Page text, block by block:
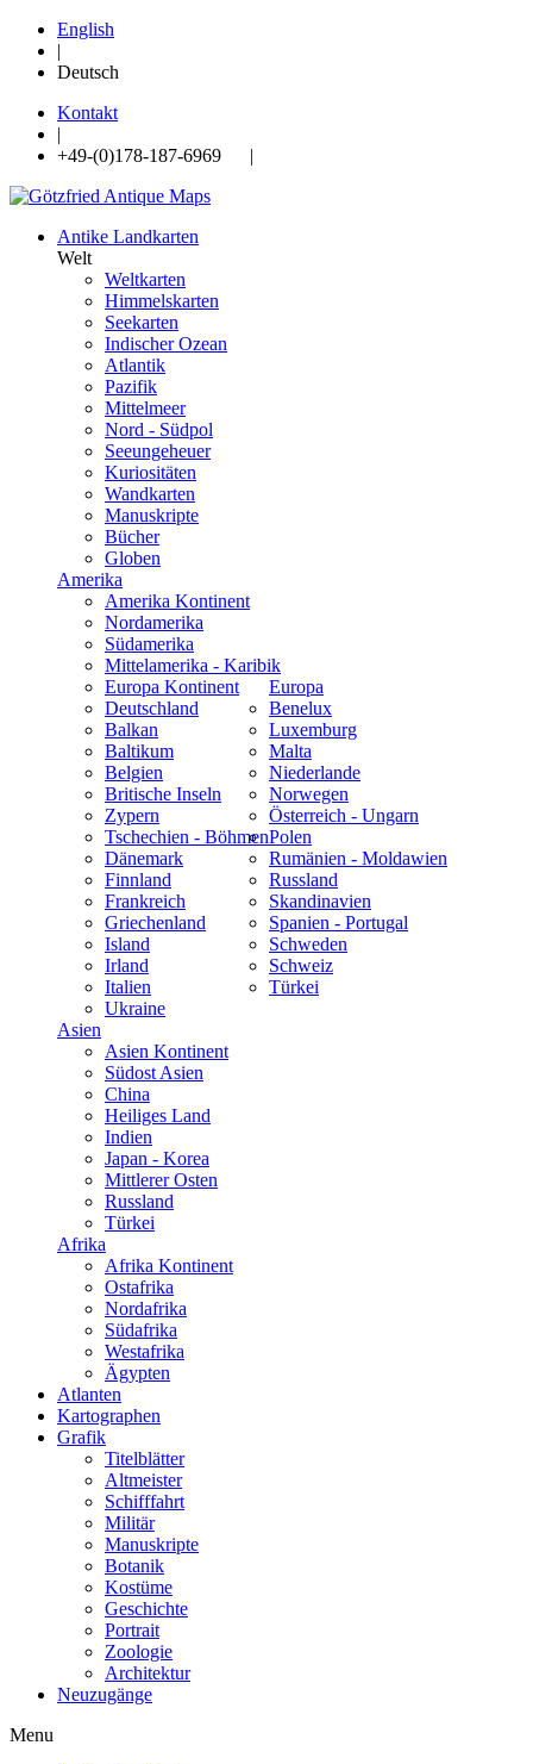
English
|
Deutsch
Kontakt
|
+49-(0)178-187-6969 |
Antike Landkarten
Welt
Weltkarten
Himmelskarten
Seekarten
Indischer Ozean
Atlantik
Pazifik
Mittelmeer
Nord - Südpol
Seeungeheuer
Kuriositäten
Wandkarten
Manuskripte
Bücher
Globen
Amerika
Amerika Kontinent
Nordamerika
Südamerika
Mittelamerika - Karibik
Europa
Europa Kontinent
Deutschland
Balkan
Baltikum
Belgien
Britische Inseln
Zypern
Tschechien - Böhmen
Dänemark
Finnland
Frankreich
Griechenland
Island
Irland
Italien
Benelux
Luxemburg
Malta
Niederlande
Norwegen
Österreich - Ungarn
Polen
Rumänien - Moldawien
Russland
Skandinavien
Spanien - Portugal
Schweden
Schweiz
Türkei
Ukraine
Asien
Asien Kontinent
Südost Asien
China
Heiliges Land
Indien
Japan - Korea
Mittlerer Osten
Russland
Türkei
Afrika
Afrika Kontinent
Ostafrika
Nordafrika
Südafrika
Westafrika
Ägypten
Atlanten
Kartographen
Grafik
Titelblätter
Altmeister
Schifffahrt
Militär
Manuskripte
Botanik
Kostüme
Geschichte
Portrait
Zoologie
Architektur
Neuzugänge
Menu